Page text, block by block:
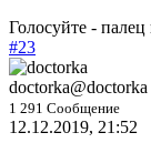
Голосуйте - палец
#23
doctorka@doctorka
1 291 Сообщение
12.12.2019, 21:52